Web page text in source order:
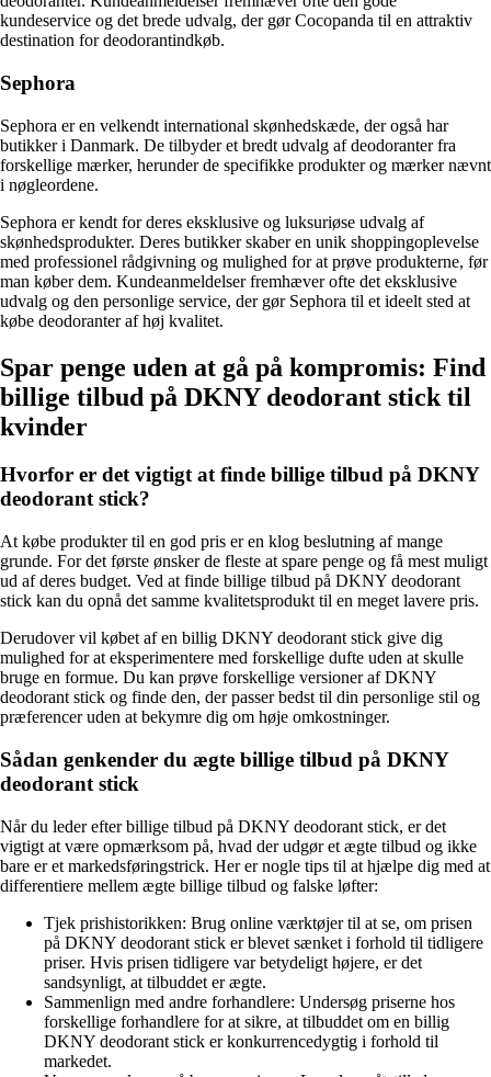
kundeservice og det brede udvalg, der gør Cocopanda til en attraktiv
destination for deodorantindkøb.
Sephora
Sephora er en velkendt international skønhedskæde, der også har
butikker i Danmark. De tilbyder et bredt udvalg af deodoranter fra
forskellige mærker, herunder de specifikke produkter og mærker nævnt
i nøgleordene.
Sephora er kendt for deres eksklusive og luksuriøse udvalg af
skønhedsprodukter. Deres butikker skaber en unik shoppingoplevelse
med professionel rådgivning og mulighed for at prøve produkterne, før
man køber dem. Kundeanmeldelser fremhæver ofte det eksklusive
udvalg og den personlige service, der gør Sephora til et ideelt sted at
købe deodoranter af høj kvalitet.
Spar penge uden at gå på kompromis: Find
billige tilbud på DKNY deodorant stick til
kvinder
Hvorfor er det vigtigt at finde billige tilbud på DKNY
deodorant stick?
At købe produkter til en god pris er en klog beslutning af mange
grunde. For det første ønsker de fleste at spare penge og få mest muligt
ud af deres budget. Ved at finde billige tilbud på DKNY deodorant
stick kan du opnå det samme kvalitetsprodukt til en meget lavere pris.
Derudover vil købet af en billig DKNY deodorant stick give dig
mulighed for at eksperimentere med forskellige dufte uden at skulle
bruge en formue. Du kan prøve forskellige versioner af DKNY
deodorant stick og finde den, der passer bedst til din personlige stil og
præferencer uden at bekymre dig om høje omkostninger.
Sådan genkender du ægte billige tilbud på DKNY
deodorant stick
Når du leder efter billige tilbud på DKNY deodorant stick, er det
vigtigt at være opmærksom på, hvad der udgør et ægte tilbud og ikke
bare er et markedsføringstrick. Her er nogle tips til at hjælpe dig med at
differentiere mellem ægte billige tilbud og falske løfter:
Tjek prishistorikken: Brug online værktøjer til at se, om prisen
på DKNY deodorant stick er blevet sænket i forhold til tidligere
priser. Hvis prisen tidligere var betydeligt højere, er det
sandsynligt, at tilbuddet er ægte.
Sammenlign med andre forhandlere: Undersøg priserne hos
forskellige forhandlere for at sikre, at tilbuddet om en billig
DKNY deodorant stick er konkurrencedygtig i forhold til
markedet.